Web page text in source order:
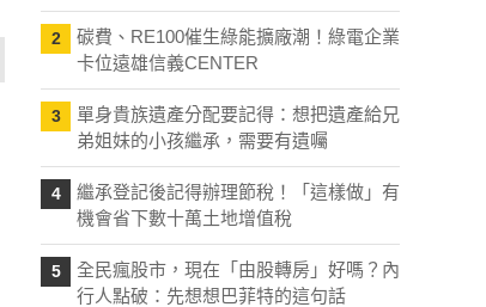
2
碳費、RE100催生綠能擴廠潮！綠電企業
卡位遠雄信義CENTER
3
單身貴族遺產分配要記得：想把遺產給兄
弟姐妹的小孩繼承，需要有遺囑
4
繼承登記後記得辦理節稅！「這樣做」有
機會省下數十萬土地增值稅
5
全民瘋股市，現在「由股轉房」好嗎？內
行人點破：先想想巴菲特的這句話